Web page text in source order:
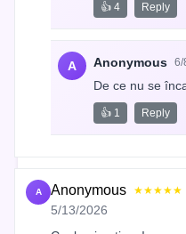
👍 4 Reply
A Anonymous 6/
De ce nu se
👍 1 Reply
A Anonymous ★★★★★
5/13/2026